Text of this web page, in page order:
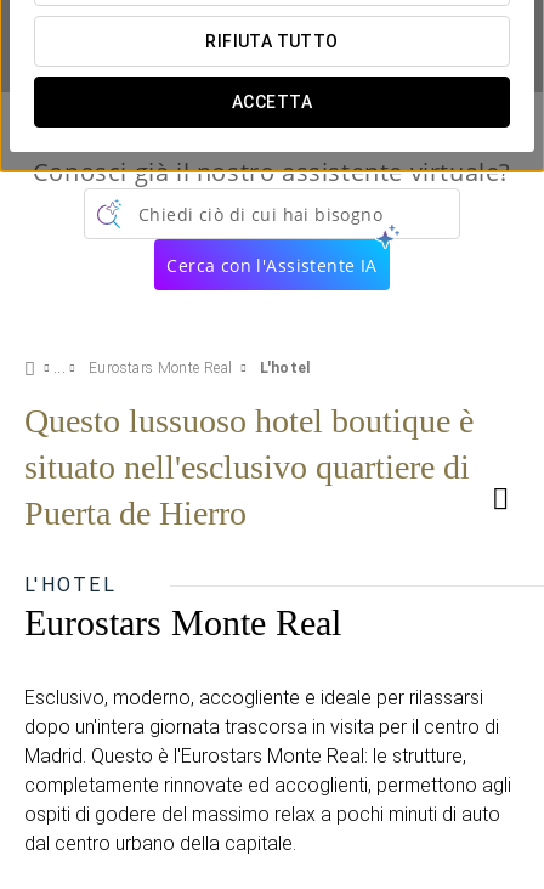
RIFIUTA TUTTO
ACCETTA
QUANDO VUOI ANDARE?
Conosci già il nostro assistente virtuale?
Chiedi ciò di cui hai bisogno
Cerca con l'Assistente IA
Eurostars Monte Real L'hotel
Questo lussuoso hotel boutique è
situato nell'esclusivo quartiere di
Puerta de Hierro
L'HOTEL
Eurostars Monte Real
Esclusivo, moderno, accogliente e ideale per rilassarsi
dopo un'intera giornata trascorsa in visita per il centro di
Madrid. Questo è l'Eurostars Monte Real: le strutture,
completamente rinnovate ed accoglienti, permettono agli
ospiti di godere del massimo relax a pochi minuti di auto
dal centro urbano della capitale.